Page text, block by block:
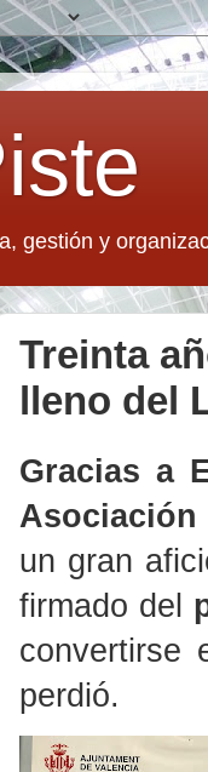
gestión y
Treinta
lleno del
Gracias a
un gran
firmado del
convertirse
perdió.